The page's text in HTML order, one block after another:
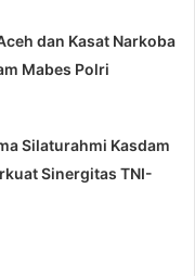
dan Kasat Narkoba
Mabes Polri
Silaturahmi Kasdam
Sinergitas TNI-